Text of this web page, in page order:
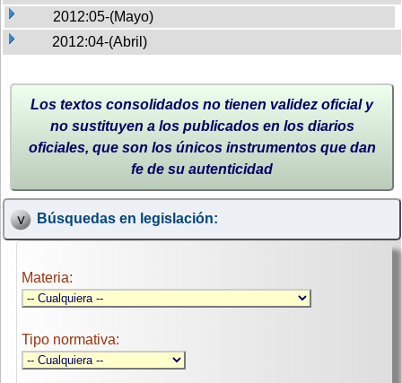
2012:05-(Mayo)
2012:04-(Abril)
Los textos consolidados no tienen validez oficial y
no sustituyen a los publicados en los diarios
oficiales, que son los únicos instrumentos que dan
fe de su autenticidad
Búsquedas en legislación:
Materia:
Tipo normativa: